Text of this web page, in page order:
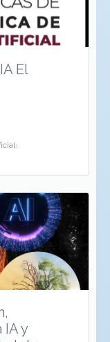
El
|
y